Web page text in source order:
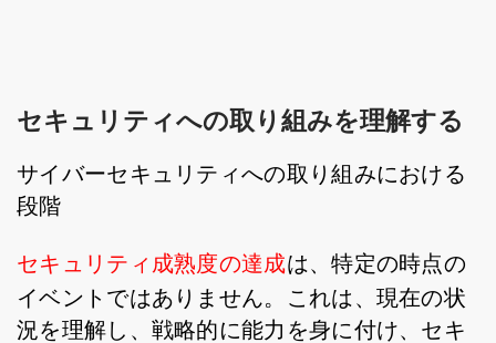
セキュリティへの取り組みを理解する
サイバーセキュリティへの取り組みにおける
段階
セキュリティ成熟度の達成は、特定の時点の
イベントではありません。これは、現在の状
況を理解し、戦略的に能力を身に付け、セキ